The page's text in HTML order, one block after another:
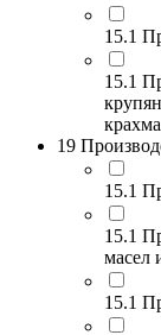
15.1
15.1
19
15.1
15.1
масел
15.1